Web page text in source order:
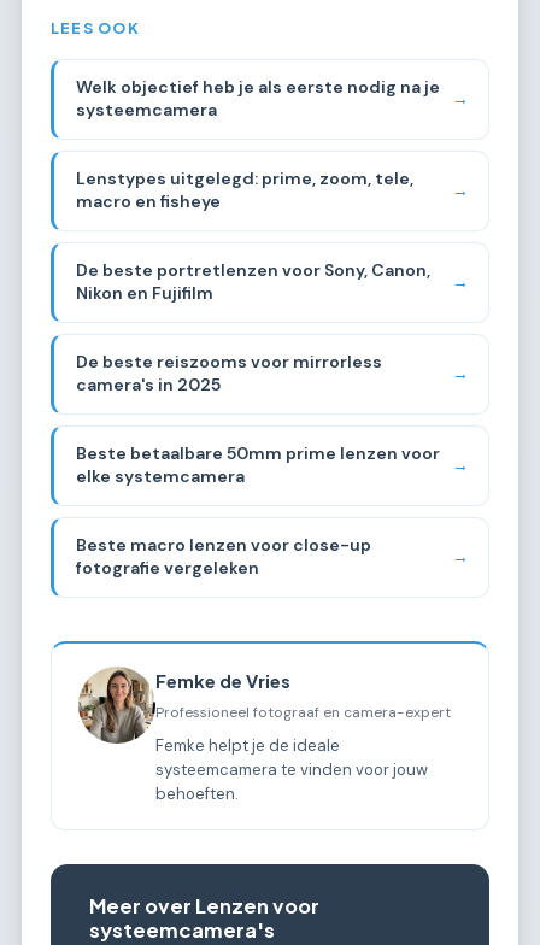
LEES OOK
Welk objectief heb je als eerste nodig na je
systeemcamera
→
Lenstypes uitgelegd: prime, zoom, tele,
macro en fisheye
→
De beste portretlenzen voor Sony, Canon,
Nikon en Fujifilm
→
De beste reiszooms voor mirrorless
camera's in 2025
→
Beste betaalbare 50mm prime lenzen voor
elke systemcamera
→
Beste macro lenzen voor close-up
fotografie vergeleken
→
Femke de Vries
Professioneel fotograaf en camera-expert
Femke helpt je de ideale
systeemcamera te vinden voor jouw
behoeften.
Meer over Lenzen voor
systeemcamera's